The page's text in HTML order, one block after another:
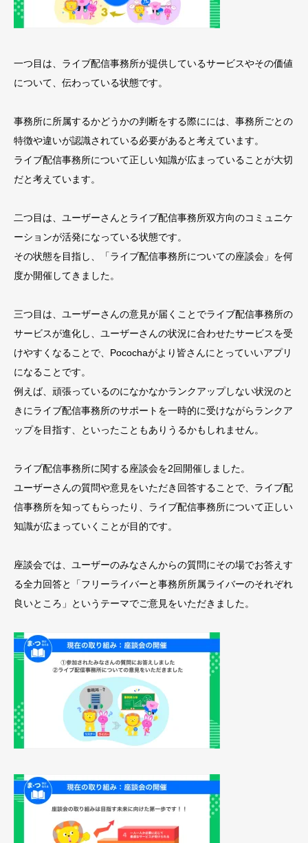
一つ目は、ライブ配信事務所が提供しているサービスやその価値
について、伝わっている状態です。
事務所に所属するかどうかの判断をする際にには、事務所ごとの
特徴や違いが認識されている必要があると考えています。
ライブ配信事務所について正しい知識が広まっていることが大切
だと考えています。
二つ目は、ユーザーさんとライブ配信事務所双方向のコミュニケ
ーションが活発になっている状態です。
その状態を目指し、「ライブ配信事務所についての座談会」を何
度か開催してきました。
三つ目は、ユーザーさんの意見が届くことでライブ配信事務所の
サービスが進化し、ユーザーさんの状況に合わせたサービスを受
けやすくなることで、Pocochaがより皆さんにとっていいアプリ
になることです。
例えば、頑張っているのになかなかランクアップしない状況のと
きにライブ配信事務所のサポートを一時的に受けながらランクア
ップを目指す、といったこともありうるかもしれません。
ライブ配信事務所に関する座談会を2回開催しました。
ユーザーさんの質問や意見をいただき回答することで、ライブ配
信事務所を知ってもらったり、ライブ配信事務所について正しい
知識が広まっていくことが目的です。
座談会では、ユーザーのみなさんからの質問にその場でお答えす
る全力回答と「フリーライバーと事務所所属ライバーのそれぞれ
良いところ」というテーマでご意見をいただきました。